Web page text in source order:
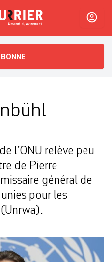
L'essentiel, autrement
l’ONU relève peu
de Pierre
général de
pour les